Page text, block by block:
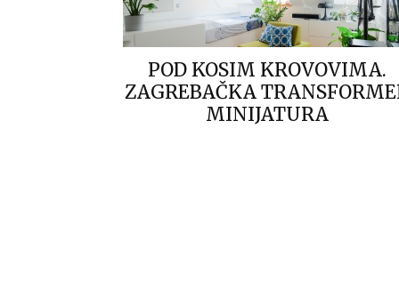
POD KOSIM KROVOVIMA.
ZAGREBAČKA
MINIJATURA